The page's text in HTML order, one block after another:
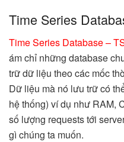
Time Series
Time Series Database –
ám chỉ những database
trữ dữ liệu theo các mốc
Dữ liệu mà nó lưu trữ có
hệ thống) ví dụ như RAM,
số lượng requests tới
gì chúng ta muốn.